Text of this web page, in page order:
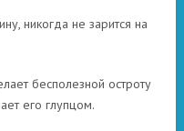
никогда не зарится на
бесполезной остроту
его глупцом.